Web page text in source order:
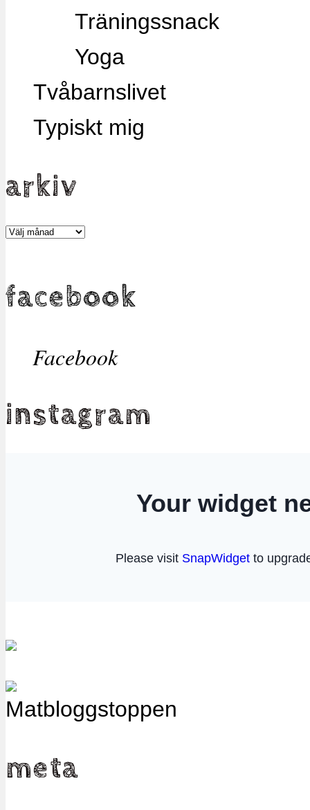
Träningssnack
Yoga
Tvåbarnslivet
Typiskt mig
arkiv
Arkiv
facebook
Facebook
instagram
meta